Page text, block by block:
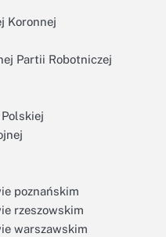
Koronnej
Partii Robotniczej
poznańskim
rzeszowskim
warszawskim